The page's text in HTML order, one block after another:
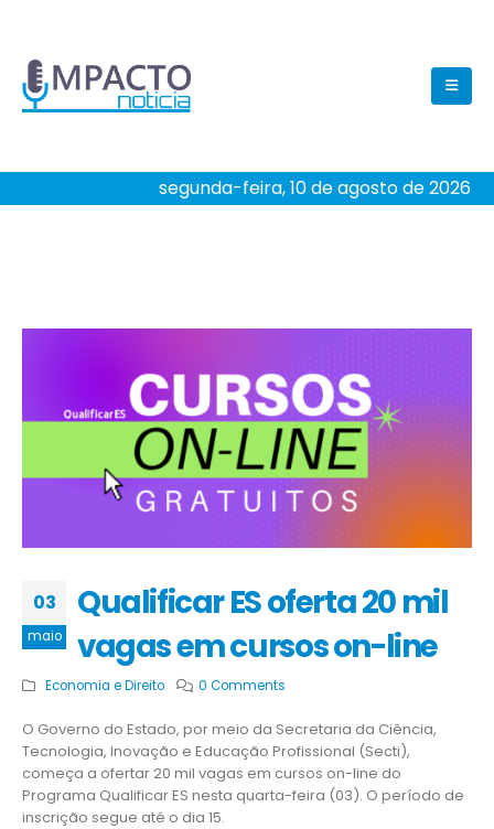
segunda-feira, 10 de agosto de 2026
03
maio
Qualificar ES oferta 20 mil
vagas em cursos on-line
Economia e Direito 0 Comments
O Governo do Estado, por meio da Secretaria da Ciência,
Tecnologia, Inovação e Educação Profissional (Secti),
começa a ofertar 20 mil vagas em cursos on-line do
Programa Qualificar ES nesta quarta-feira (03). O período de
inscrição segue até o dia 15.